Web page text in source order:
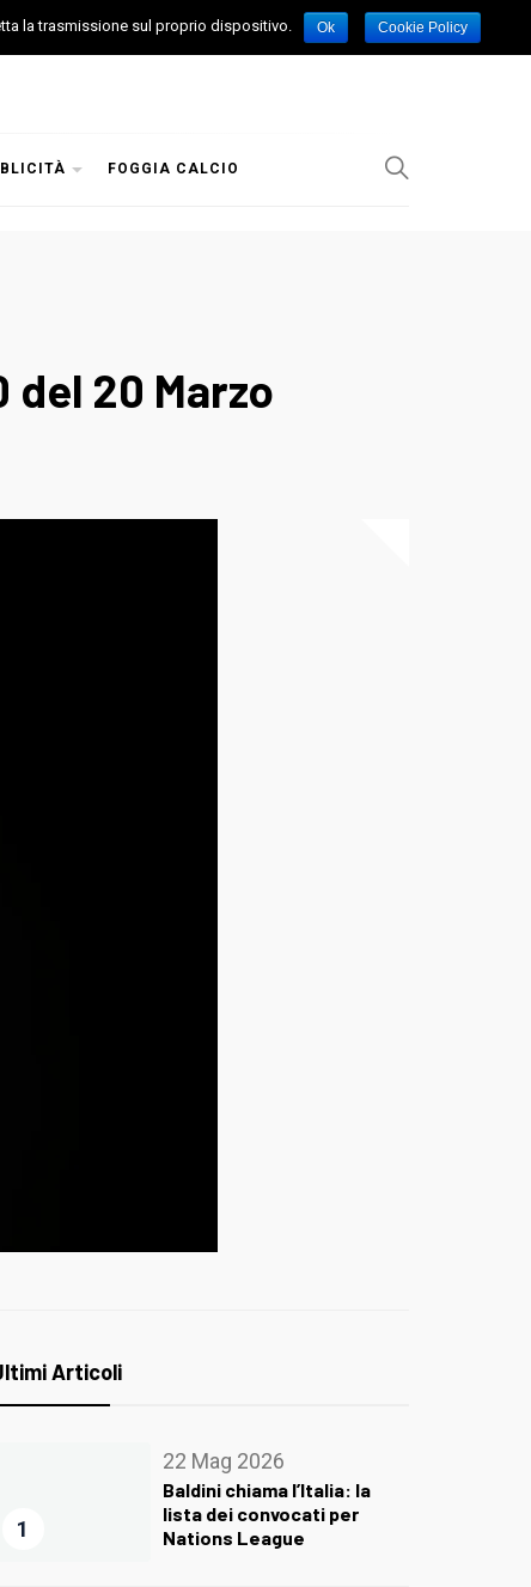
FOGGIA CALCIO
del 20 Marzo
Articoli
1
22 Mag 2026
Baldini chiama l’Italia: la
lista dei convocati per
Nations League
la trasmissione sul proprio dispositivo. Ok Cookie Policy